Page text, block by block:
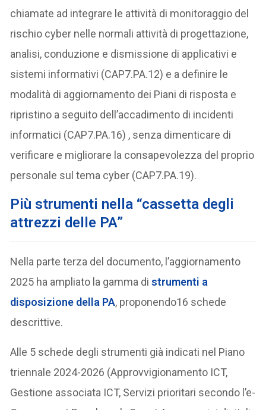
chiamate ad integrare le attività di monitoraggio del
rischio cyber nelle normali attività di progettazione,
analisi, conduzione e dismissione di applicativi e
sistemi informativi (CAP7.PA.12) e a definire le
modalità di aggiornamento dei Piani di risposta e
ripristino a seguito dell’accadimento di incidenti
informatici (CAP7.PA.16) , senza dimenticare di
verificare e migliorare la consapevolezza del proprio
personale sul tema cyber (CAP7.PA.19).
Più strumenti nella “cassetta degli
attrezzi delle PA”
Nella parte terza del documento, l’aggiornamento
2025 ha ampliato la gamma distrumenti a
disposizione della PA, proponendo16 schede
descrittive.
Alle 5 schede degli strumenti già indicati nel Piano
triennale 2024-2026 (Approvvigionamento ICT,
Gestione associata ICT, Servizi prioritari secondo l’e-